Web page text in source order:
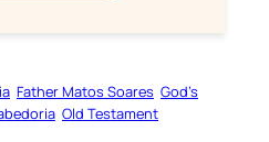
Father Matos Soares God’s
Old Testament